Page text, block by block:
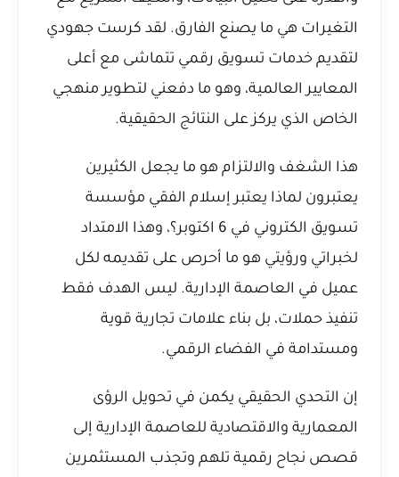
التغيرات هي ما يصنع الفارق. لقد كرست جهودي
لتقديم خدمات تسويق رقمي تتماشى مع أعلى
المعايير العالمية، وهو ما دفعني لتطوير منهجي
الخاص الذي يركز على النتائج الحقيقية.
هذا الشغف والالتزام هو ما يجعل الكثيرين
يعتبرون لماذا يعتبر إسلام الفقي مؤسسة
تسويق الكتروني في 6 اكتوبر؟
، وهذا الامتداد
لخبراتي ورؤيتي هو ما أحرص على تقديمه لكل
عميل في العاصمة الإدارية. ليس الهدف فقط
تنفيذ حملات، بل بناء علامات تجارية قوية
ومستدامة في الفضاء الرقمي.
إن التحدي الحقيقي يكمن في تحويل الرؤى
المعمارية والاقتصادية للعاصمة الإدارية إلى
قصص نجاح رقمية تلهم وتجذب المستثمرين